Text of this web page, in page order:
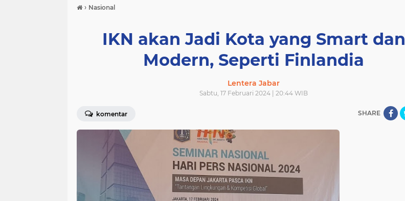
› Nasional
IKN akan Jadi Kota yang Smart dan
Modern, Seperti Finlandia
Lentera Jabar
Sabtu, 17 Februari 2024 | 20:44 WIB
komentar SHARE